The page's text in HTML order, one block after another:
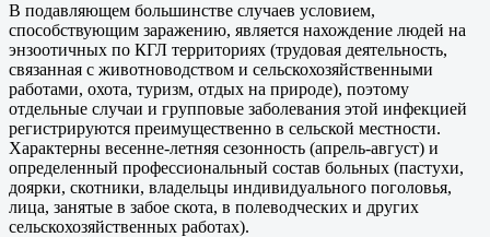
В подавляющем большинстве случаев условием,
способствующим заражению, является нахождение людей на
энзоотичных по КГЛ территориях (трудовая деятельность,
связанная с животноводством и сельскохозяйственными
работами, охота, туризм, отдых на природе), поэтому
отдельные случаи и групповые заболевания этой инфекцией
регистрируются преимущественно в сельской местности.
Характерны весенне-летняя сезонность (апрель-август) и
определенный профессиональный состав больных (пастухи,
доярки, скотники, владельцы индивидуального поголовья,
лица, занятые в забое скота, в полеводческих и других
сельскохозяйственных работах).